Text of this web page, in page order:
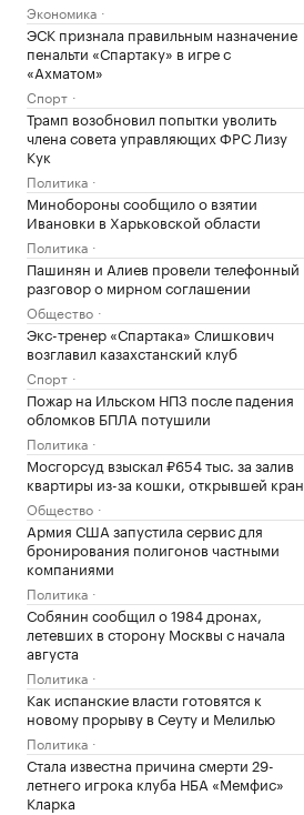
Экономика
ЭСК признала правильным назначение
пенальти «Спартаку» в игре с
«Ахматом»
Спорт
Трамп возобновил попытки уволить
члена совета управляющих ФРС Лизу
Кук
Политика
Минобороны сообщило о взятии
Ивановки в Харьковской области
Политика
Пашинян и Алиев провели телефонный
разговор о мирном соглашении
Общество
Экс-тренер «Спартака» Слишкович
возглавил казахстанский клуб
Спорт
Пожар на Ильском НПЗ после падения
обломков БПЛА потушили
Политика
Мосгорсуд взыскал ₽654 тыс. за залив
квартиры из-за кошки, открывшей кран
Общество
Армия США запустила сервис для
бронирования полигонов частными
компаниями
Политика
Собянин сообщил о 1984 дронах,
летевших в сторону Москвы с начала
августа
Политика
Как испанские власти готовятся к
новому прорыву в Сеуту и Мелилью
Политика
Стала известна причина смерти 29-
летнего игрока клуба НБА «Мемфис»
Кларка